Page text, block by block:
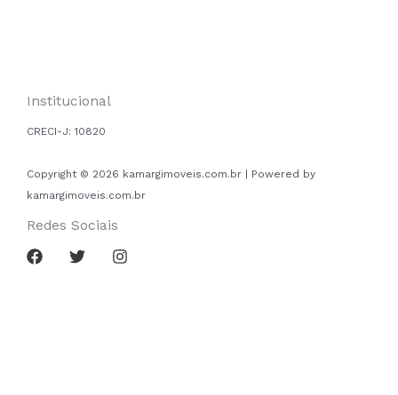
Institucional
CRECI-J: 10820
Copyright © 2026 kamargimoveis.com.br | Powered by
kamargimoveis.com.br
Redes Sociais